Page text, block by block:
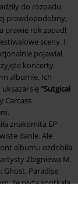
do rozpadu
prawdopodobny,
prawie rok zapadł
sceny. I
pojawiał
koncerty
albumie. Ich
się "Sutgical
Carcass
znakomita EP
danie. Ale
albumu ozdobiła
Zbigniewa M.
Ghost, Paradise
że płyta spotkała